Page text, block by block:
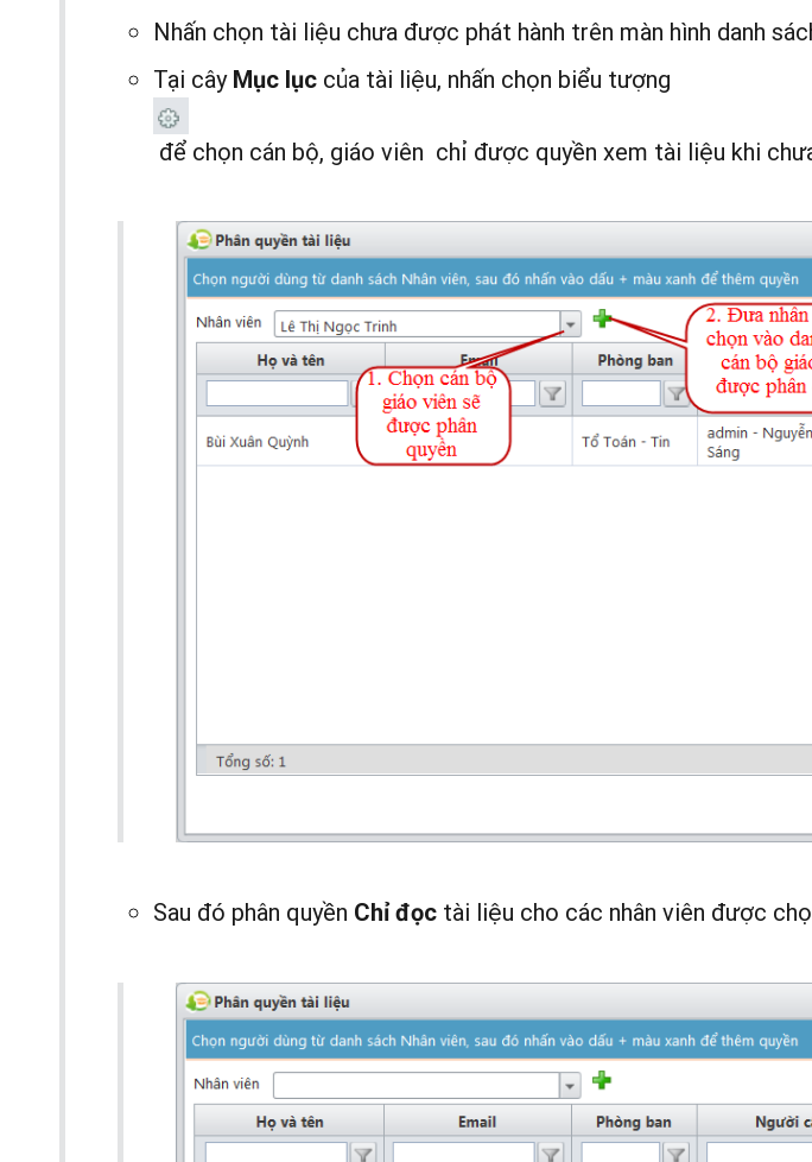
Nhấn chọn tài liệu chưa được phát hành trên màn hình danh
Tại cây Mục lục của tài liệu, nhấn chọn biểu tượng
để chọn cán bộ, giáo viên chỉ được quyền xem tài liệu khi
Sau đó phân quyền Chỉ đọc tài liệu cho các nhân viên được